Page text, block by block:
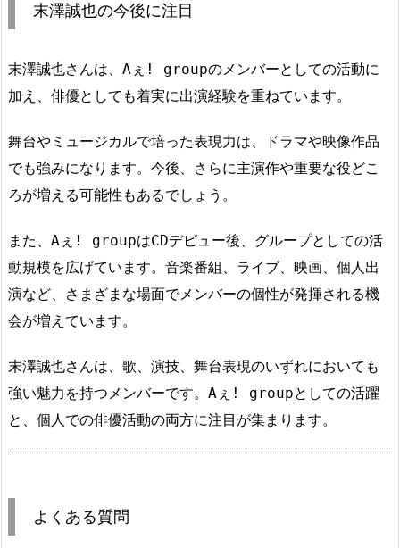
末澤誠也の今後に注目
末澤誠也さんは、Aぇ! groupのメンバーとしての活動に
加え、俳優としても着実に出演経験を重ねています。
舞台やミュージカルで培った表現力は、ドラマや映像作品
でも強みになります。今後、さらに主演作や重要な役どこ
ろが増える可能性もあるでしょう。
また、Aぇ! groupはCDデビュー後、グループとしての活
動規模を広げています。音楽番組、ライブ、映画、個人出
演など、さまざまな場面でメンバーの個性が発揮される機
会が増えています。
末澤誠也さんは、歌、演技、舞台表現のいずれにおいても
強い魅力を持つメンバーです。Aぇ! groupとしての活躍
と、個人での俳優活動の両方に注目が集まります。
よくある質問